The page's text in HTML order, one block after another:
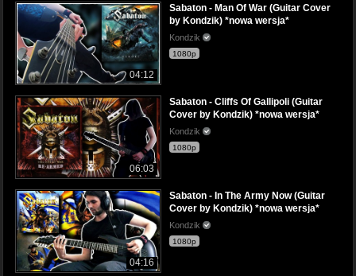
04:12
Sabaton - Man Of War (Guitar Cover
by Kondzik) *nowa wersja*
Kondzik
1080p
06:03
Sabaton - Cliffs Of Gallipoli (Guitar
Cover by Kondzik) *nowa wersja*
Kondzik
1080p
04:16
Sabaton - In The Army Now (Guitar
Cover by Kondzik) *nowa wersja*
Kondzik
1080p